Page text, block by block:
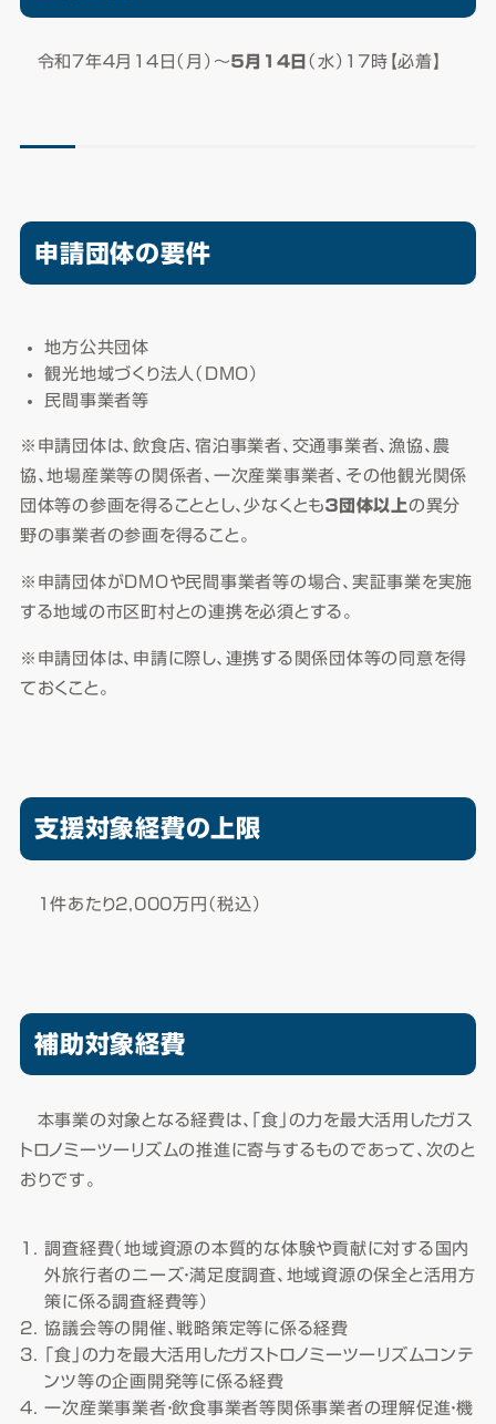
令和７年４月14日（月）～５月14日 （水）17時【必着】
申請団体の要件
地方公共団体
観光地域づくり法人（DMO）
民間事業者等
※申請団体は、飲食店、宿泊事業者、交通事業者、漁協、農
協、地場産業等の関係者、一次産業事業者、その他観光関係
団体等の参画を得ることとし、少なくとも３団体以上の異分
野の事業者の参画を得ること。
※申請団体がDMOや民間事業者等の場合、実証事業を実施
する地域の市区町村との連携を必須とする。
※申請団体は、申請に際し、連携する関係団体等の同意を得
ておくこと。
支援対象経費の上限
１件あたり2,000万円（税込）
補助対象経費
本事業の対象となる経費は、「食」の力を最大活用したガス
トロノミーツーリズムの推進に寄与するものであって、次のと
おりです。
調査経費（地域資源の本質的な体験や貢献に対する国内
外旅行者のニーズ・満足度調査、地域資源の保全と活用方
策に係る調査経費等）
協議会等の開催、戦略策定等に係る経費
「食」の力を最大活用したガストロノミーツーリズムコンテ
ンツ等の企画開発等に係る経費
一次産業事業者・飲食事業者等関係事業者の理解促進・機